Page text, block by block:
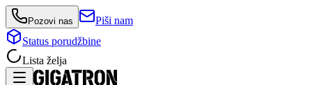
Pozovi nas
Piši nam
Status porudžbine
Lista želja